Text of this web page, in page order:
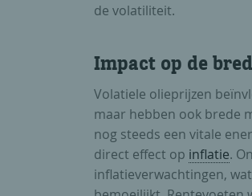
de volatiliteit.
Impact op de
Volatiele olieprijzen
maar hebben ook brede
nog steeds een vitale
direct effect op inflatie.
inflatieverwachtingen,